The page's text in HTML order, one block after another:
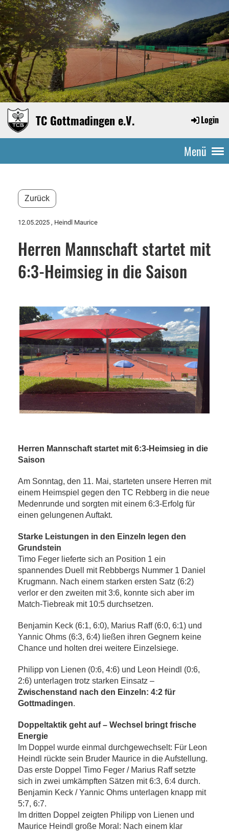
TC Gottmadingen e.V. Login
Menü
Zurück
12.05.2025 , Heindl Maurice
Herren Mannschaft startet mit
6:3-Heimsieg in die Saison
Herren Mannschaft startet mit 6:3-Heimsieg in die
Saison
Am Sonntag, den 11. Mai, starteten unsere Herren mit
einem Heimspiel gegen den TC Rebberg in die neue
Medenrunde und sorgten mit einem 6:3-Erfolg für
einen gelungenen Auftakt.
Starke Leistungen in den Einzeln legen den
Grundstein
Timo Feger lieferte sich an Position 1 ein
spannendes Duell mit Rebbbergs Nummer 1 Daniel
Krugmann. Nach einem starken ersten Satz (6:2)
verlor er den zweiten mit 3:6, konnte sich aber im
Match-Tiebreak mit 10:5 durchsetzen.
Benjamin Keck (6:1, 6:0), Marius Raff (6:0, 6:1) und
Yannic Ohms (6:3, 6:4) ließen ihren Gegnern keine
Chance und holten drei weitere Einzelsiege.
Philipp von Lienen (0:6, 4:6) und Leon Heindl (0:6,
2:6) unterlagen trotz starken Einsatz –
Zwischenstand nach den Einzeln: 4:2 für
Gottmadingen.
Doppeltaktik geht auf – Wechsel bringt frische
Energie
Im Doppel wurde einmal durchgewechselt: Für Leon
Heindl rückte sein Bruder Maurice in die Aufstellung.
Das erste Doppel Timo Feger / Marius Raff setzte
sich in zwei umkämpften Sätzen mit 6:3, 6:4 durch.
Benjamin Keck / Yannic Ohms unterlagen knapp mit
5:7, 6:7.
Im dritten Doppel zeigten Philipp von Lienen und
Maurice Heindl große Moral: Nach einem klar